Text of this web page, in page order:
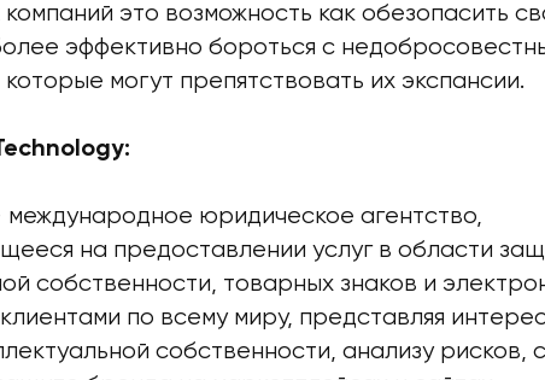
это возможность как обезопасить
эффективно бороться с
могут препятствовать их экспансии.
международное юридическое агентство,
на предоставлении услуг в области
собственности, товарных знаков и
по всему миру, представляя
собственности, анализу рисков,